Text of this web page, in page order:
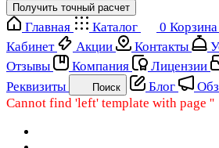
Получить точный расчет
Главная Каталог 0 Корзина
Кабинет
Акции Контакты
Отзывы
Компания Лицензии
Реквизиты
Поиск Блог
Cannot find 'left' template with page ''